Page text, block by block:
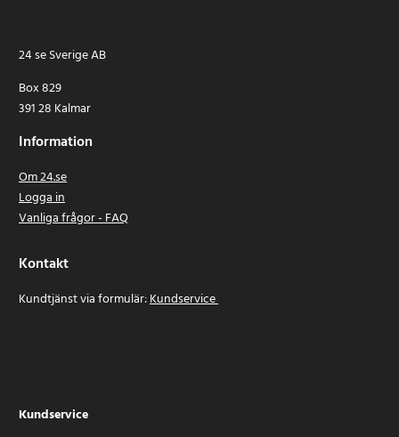
24 se Sverige AB
Box 829
391 28 Kalmar
Information
Om 24.se
Logga in
Vanliga frågor - FAQ
Kontakt
Kundtjänst via formulär:Kundservice
Kundservice